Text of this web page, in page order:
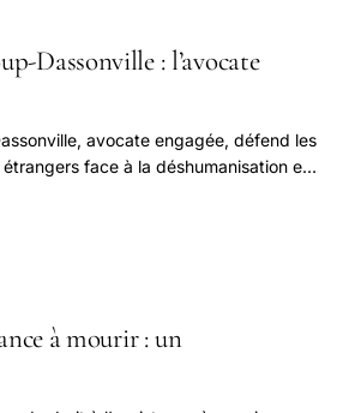
Dassonville : l’avocate
avocate engagée, défend les
face à la déshumanisation et
à mourir : un